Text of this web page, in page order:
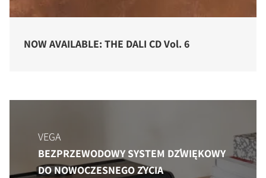
NOW AVAILABLE: THE DALI CD Vol. 6
VEGA
BEZPRZEWODOWY SYSTEM DŹWIĘKOWY
DO NOWOCZESNEGO ŻYCIA